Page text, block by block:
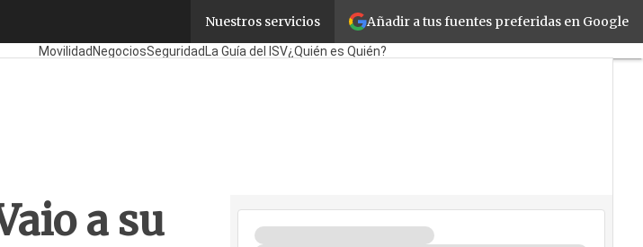
Añadir a tus fuentes preferidas en Google
Nuestros servicios
TicPymesCorporateRetail
Cloud
Movilidad NegociosSeguridad La Guía del ISV¿Quién es Quién?
a su